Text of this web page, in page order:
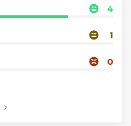
4
1
0